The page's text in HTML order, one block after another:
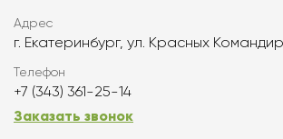
Адрес
г. Екатеринбург, ул. Красных
Телефон
+7 (343) 361-25-14
Заказать звонок